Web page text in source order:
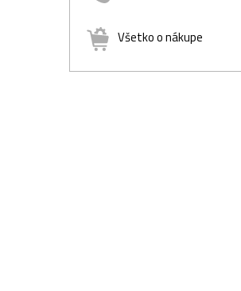
Všetko o nákupe